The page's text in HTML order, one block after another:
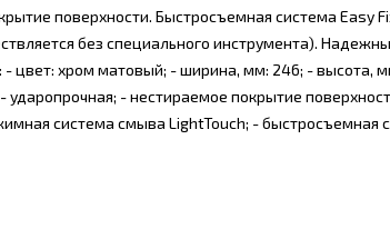
поверхности. Быстросъемная система Easy
без специального инструмента).
цвет: хром матовый; - ширина, мм: 246; - высота,
- нестираемое покрытие
система смыва LightTouch; - быстросъемная